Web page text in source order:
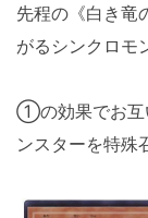
先程の《白き竜
がるシンクロモ
①の効果でお互
ンスターを特殊